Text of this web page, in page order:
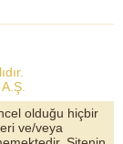
olduğu hiçbir
ve/veya